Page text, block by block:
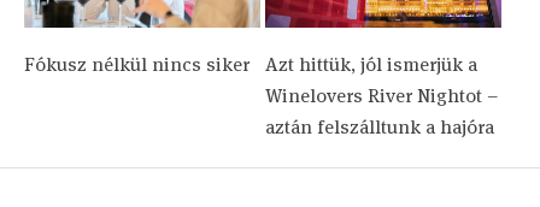
Fókusz nélkül nincs siker
Azt hittük, jól ismerjük a
Winelovers River Nightot –
aztán felszálltunk a hajóra